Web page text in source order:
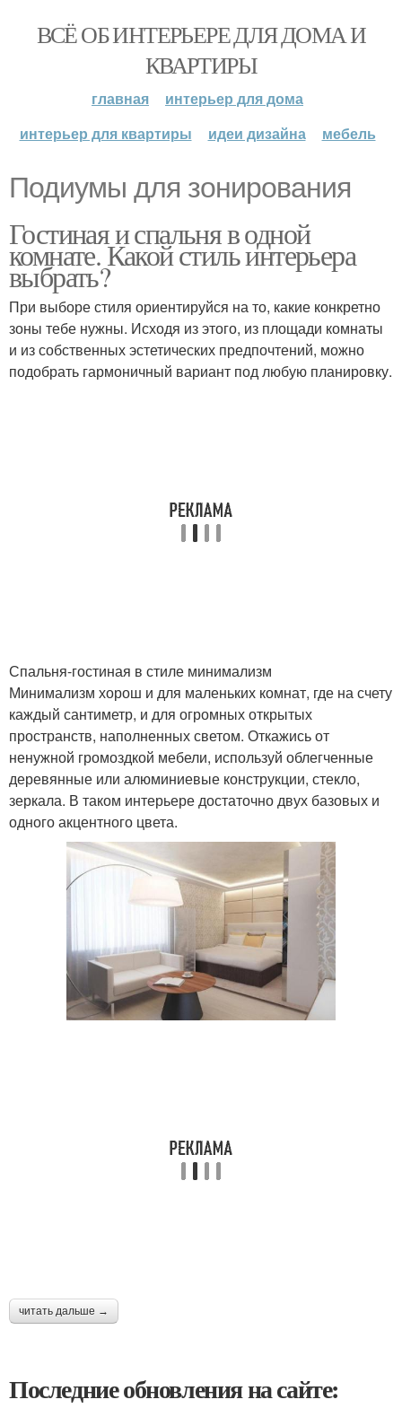
ВСЁ ОБ ИНТЕРЬЕРЕ ДЛЯ ДОМА И
КВАРТИРЫ
главная
интерьер для дома
интерьер для квартиры
идеи дизайна мебель
Подиумы для зонирования
Гостиная и спальня в одной
комнате. Какой стиль интерьера
выбрать?
При выборе стиля ориентируйся на то, какие конкретно
зоны тебе нужны. Исходя из этого, из площади комнаты
и из собственных эстетических предпочтений, можно
подобрать гармоничный вариант под любую планировку.
Спальня-гостиная в стиле минимализм
Минимализм хорош и для маленьких комнат, где на счету
каждый сантиметр, и для огромных открытых
пространств, наполненных светом. Откажись от
ненужной громоздкой мебели, используй облегченные
деревянные или алюминиевые конструкции, стекло,
зеркала. В таком интерьере достаточно двух базовых и
одного акцентного цвета.
читать дальше →
Последние обновления на сайте: